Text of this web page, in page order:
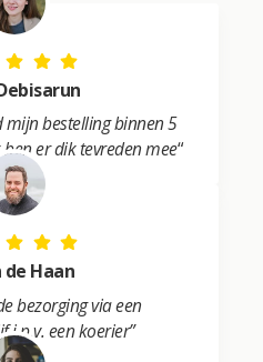
mijn bestelling binnen 5
er dik tevreden mee“
de Haan
bezorging via een
i.p.v. een koerier”